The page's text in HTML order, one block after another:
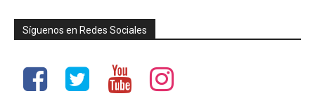
Síguenos en Redes Sociales